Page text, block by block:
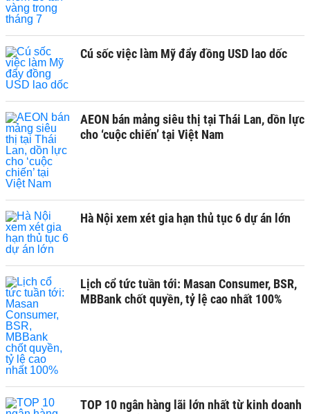
Cú sốc việc làm Mỹ đẩy đồng USD lao dốc
AEON bán mảng siêu thị tại Thái Lan, dồn lực
cho ‘cuộc chiến’ tại Việt Nam
Hà Nội xem xét gia hạn thủ tục 6 dự án lớn
Lịch cổ tức tuần tới: Masan Consumer, BSR,
MBBank chốt quyền, tỷ lệ cao nhất 100%
TOP 10 ngân hàng lãi lớn nhất từ kinh doanh